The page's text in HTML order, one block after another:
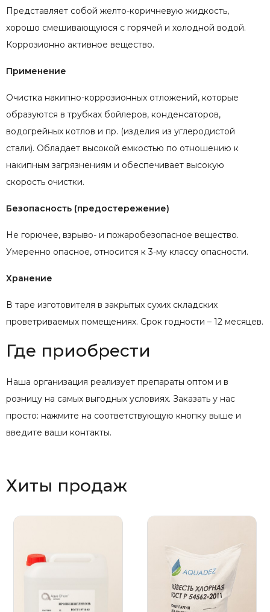
Представляет собой желто-коричневую жидкость,
хорошо смешивающуюся с горячей и холодной водой.
Коррозионно активное вещество.
Применение
Очистка накипно-коррозионных отложений, которые
образуются в трубках бойлеров, конденсаторов,
водогрейных котлов и пр. (изделия из углеродистой
стали). Обладает высокой емкостью по отношению к
накипным загрязнениям и обеспечивает высокую
скорость очистки.
Безопасность (предостережение)
Не горючее, взрыво- и пожаробезопасное вещество.
Умеренно опасное, относится к 3-му классу опасности.
Хранение
В таре изготовителя в закрытых сухих складских
проветриваемых помещениях. Срок годности – 12 месяцев.
Где приобрести
Наша организация реализует препараты оптом и в
розницу на самых выгодных условиях. Заказать у нас
просто: нажмите на соответствующую кнопку выше и
введите ваши контакты.
Хиты продаж